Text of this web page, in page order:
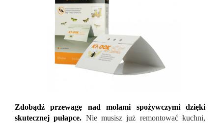
Zdobądź przewagę nad molami spożywczymi dzięki
skutecznej pułapce. Nie musisz już remontować kuchni,